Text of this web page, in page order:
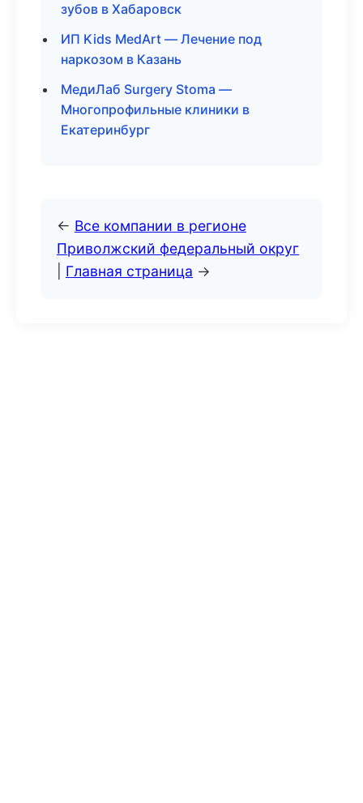
зубов в Хабаровск
ИП Kids MedArt — Лечение под
наркозом в Казань
МедиЛаб Surgery Stoma —
Многопрофильные клиники в
Екатеринбург
← Все компании в регионе
Приволжский федеральный округ
Главная страница →